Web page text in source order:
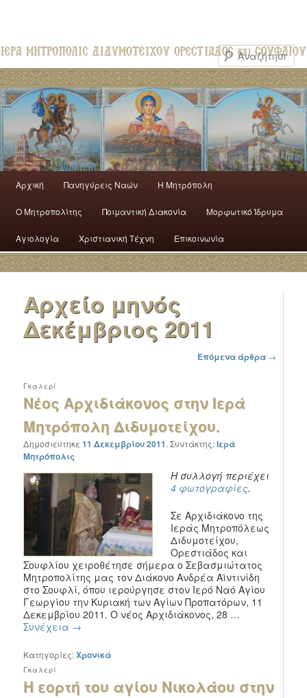
Αρχική Πανηγύρεις Ναών H Mητρόπολη
Ο Mητροπολίτης Ποιμαντική Διακονία Μορφωτικό Ίδρυμα
Αγιολογία Χριστιανική Τέχνη Επικοινωνία
Αρχείο μηνός
Δεκέμβριος 2011
Επόμενα άρθρα →
Νέος Αρχιδιάκονος στην Ιερά
Μητρόπολη Διδυμοτείχου.
Γκαλερί
Δημοσιεύτηκε11 Δεκεμβρίου 2011.Συντάκτης:Ιερά
Μητρόπολις
Η συλλογή περιέχει
4 φωτογραφίες.
Σε Αρχιδιάκονο της
Ιεράς Μητροπόλεως
Διδυμοτείχου,
Ορεστιάδος και
Σουφλίου χειροθέτησε σήμερα ο Σεβασμιώτατος
Μητροπολίτης μας τον Διάκονο Ανδρέα Αϊντινίδη
στο Σουφλί, όπου ιερούργησε στον Ιερό Ναό Αγίου
Γεωργίου την Κυριακή των Αγίων Προπατόρων, 11
Δεκεμβρίου 2011. Ο νέος Αρχιδιάκονος, 28 …
Συνέχεια →
Κατηγορίες:Χρονικά
Η εορτή του αγίου Νικολάου στην
Γκαλερί